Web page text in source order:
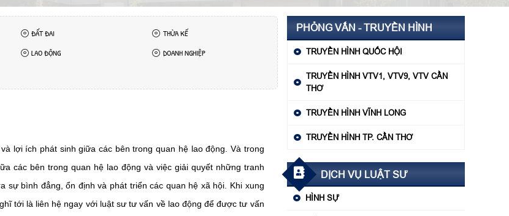
ĐẤT ĐAI
THỪA KẾ
LAO ĐỘNG
DOANH NGHIỆP
lợi ích phát sinh giữa các bên trong quan hệ lao động. Và trong
các bên trong quan hệ lao động và việc giải quyết những tranh
sự bình đẳng, ổn định và phát triển các quan hệ xã hội. Khi xung
tới là liên hệ ngay với luật sư tư vấn về lao động để được tư vấn
PHỎNG VẤN - TRUYỀN HÌNH
TRUYỀN HÌNH QUỐC HỘI
TRUYỀN HÌNH VTV1, VTV9, VTV CẦN
THƠ
TRUYỀN HÌNH VĨNH LONG
TRUYỀN HÌNH TP. CẦN THƠ
DỊCH VỤ LUẬT SƯ
HÌNH SỰ